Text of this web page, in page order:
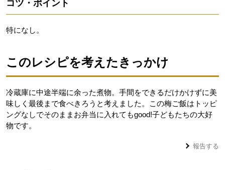
コツ・ポイント
特になし。
このレシピを考えたきっかけ
冷蔵庫に中途半端に余った煮物。手間をできるだけかけずに美
味しく最後まで食べきろうと考えました。この梅ご飯はトッピ
ングなしでそのままお弁当に入れてもgood!子どもたちの大好
物です。
報告する